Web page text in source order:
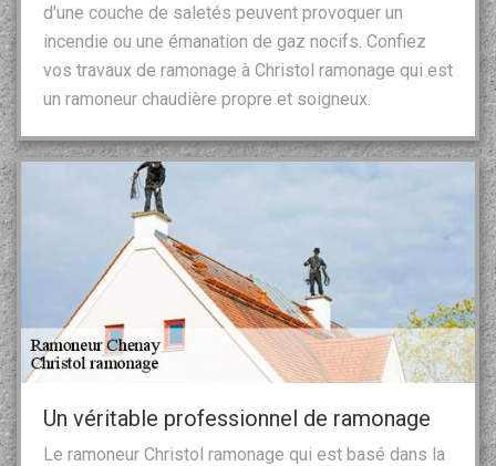
d'une couche de saletés peuvent provoquer un
incendie ou une émanation de gaz nocifs. Confiez
vos travaux de ramonage à Christol ramonage qui est
un ramoneur chaudière propre et soigneux.
Un véritable professionnel de ramonage
Le ramoneur Christol ramonage qui est basé dans la